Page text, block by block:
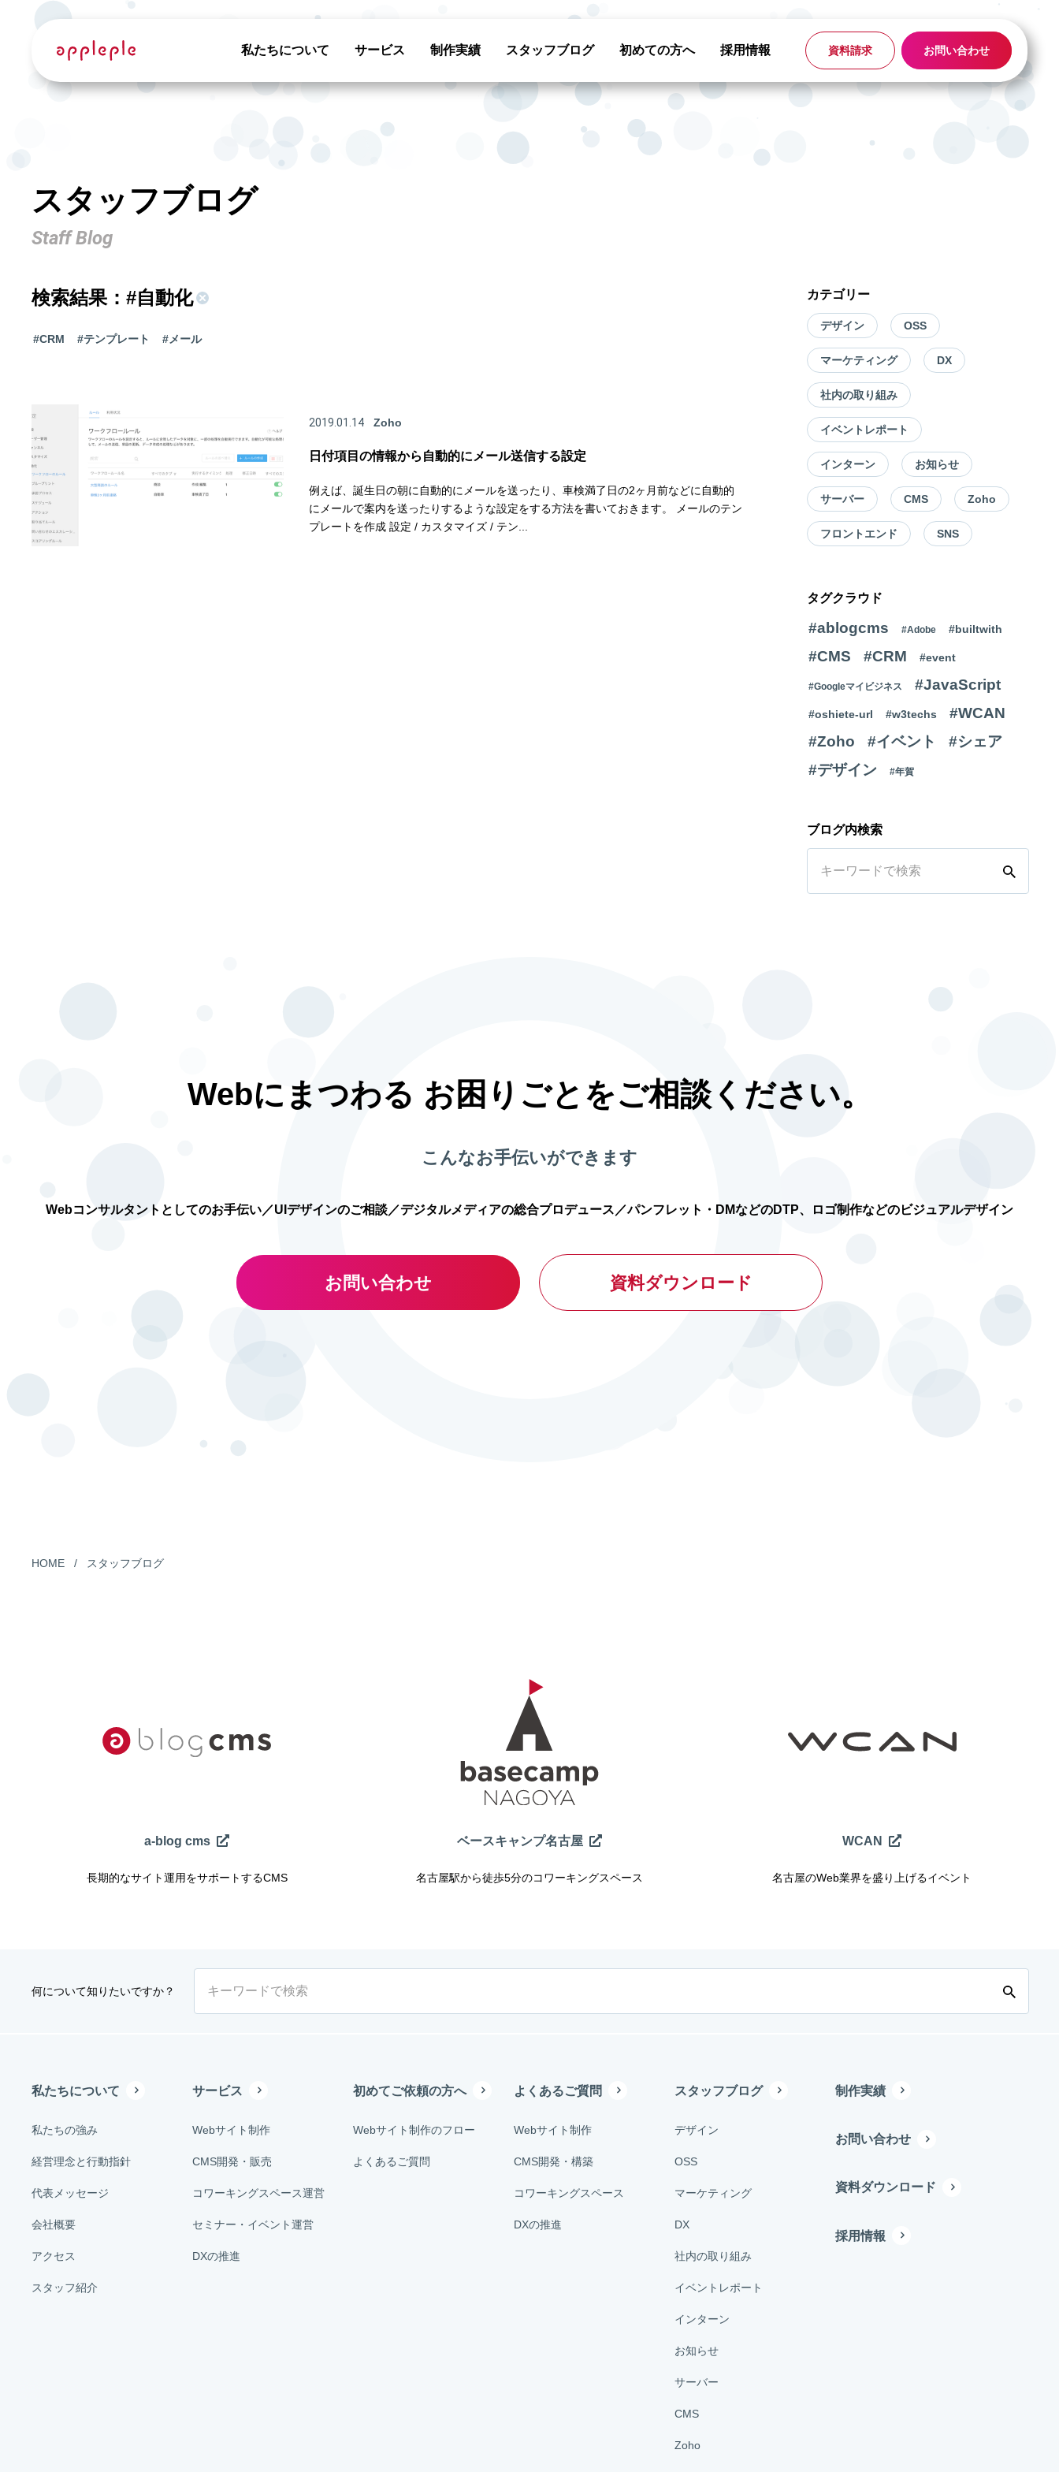
私たちについて サービス 制作実績 スタッフブログ 初めての方へ 採用情報 資料請求 お問い合わせ
スタッフブログ
Staff Blog
検索結果： #自動化
#CRM #テンプレート #メール
2019.01.14 Zoho
日付項目の情報から自動的にメール送信する設定
例えば、誕生日の朝に自動的にメールを送ったり、車検満了日の2ヶ月前などに自動的
にメールで案内を送ったりするような設定をする方法を書いておきます。 メールのテン
プレートを作成 設定 / カスタマイズ / テン...
カテゴリー
デザイン OSS
マーケティング DX
社内の取り組み
イベントレポート
インターン お知らせ
サーバー CMS Zoho
フロントエンド SNS
タグクラウド
#ablogcms #Adobe #builtwith
#CMS #CRM #event
#Googleマイビジネス #JavaScript
#oshiete-url #w3techs
#WCAN
#Zoho
#イベント
#シェア
#デザイン
#年賀
ブログ内検索
Webにまつわる お困りごとをご相談ください。
こんなお手伝いができます
Webコンサルタントとしてのお手伝い／UIデザインのご相談／デジタルメディアの総合プロデュース／パンフレット・DMなどのDTP、ロゴ制作などのビジュアルデザイン
お問い合わせ 資料ダウンロード
HOME スタッフブログ
a-blog cms
長期的なサイト運用をサポートするCMS
ベースキャンプ名古屋
名古屋駅から徒歩5分のコワーキングスペース
WCAN
名古屋のWeb業界を盛り上げるイベント
何について知りたいですか？
私たちについて
私たちの強み
経営理念と行動指針
代表メッセージ
会社概要
アクセス
スタッフ紹介
サービス
Webサイト制作
CMS開発・販売
コワーキングスペース運営
セミナー・イベント運営
DXの推進
初めてご依頼の方へ
Webサイト制作のフロー
よくあるご質問
よくあるご質問
Webサイト制作
CMS開発・構築
コワーキングスペース
DXの推進
スタッフブログ
デザイン
OSS
マーケティング
DX
社内の取り組み
イベントレポート
インターン
お知らせ
サーバー
CMS
Zoho
制作実績
お問い合わせ
資料ダウンロード
採用情報